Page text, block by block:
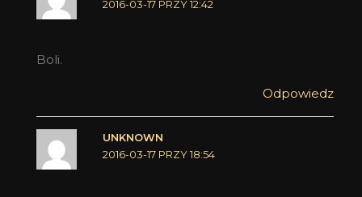
2016-03-17 PRZY 12:42
Boli.
Odpowiedz
UNKNOWN
2016-03-17 PRZY 18:54